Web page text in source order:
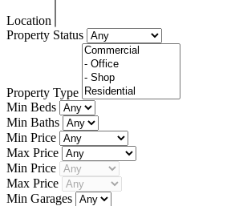
Location
Property Status
Property Type
Min Beds
Min Baths
Min Price
Max Price
Min Price
Max Price
Min Garages